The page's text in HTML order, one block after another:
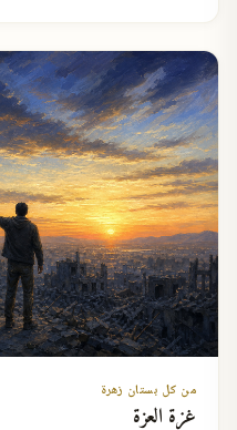
من كل بستان زهرة
غزة العزة